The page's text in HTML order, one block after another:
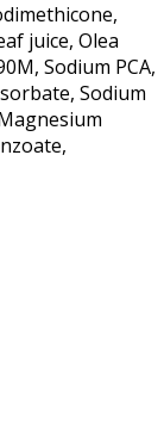
juice, Olea
Sodium PCA,
Sodium